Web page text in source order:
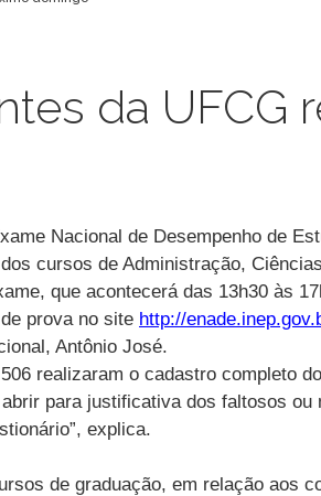
da UFCG
Nacional de Desempenho de
cursos de Administração,
que acontecerá das 13h30 às
prova no site http://
Antônio José.
realizaram o cadastro completo
para justificativa dos faltosos
explica.
de graduação, em relação aos